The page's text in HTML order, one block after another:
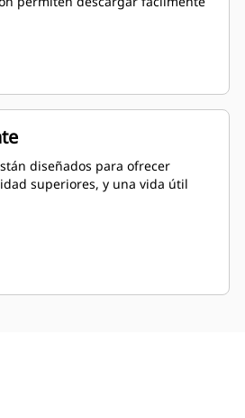
diseñados para ofrecer
superiores, y una vida útil